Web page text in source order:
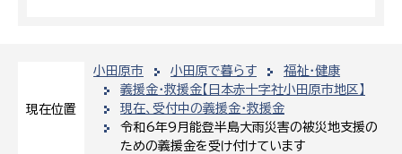
現在位置
小田原市 小田原で暮らす
福祉・健康
義援金・救援金【日本赤十字社小田原市地区】
現在、受付中の義援金・救援金
令和6年9月能登半島大雨災害の被災地支援の
ための義援金を受け付けています